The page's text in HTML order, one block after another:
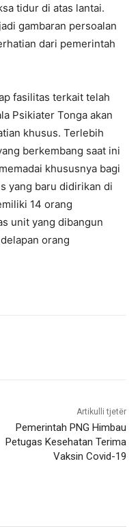
tidur di atas lantai.
gambaran persoalan
dari pemerintah
fasilitas terkait telah
Psikiater Tonga akan
khusus. Terlebih
berkembang saat ini
khususnya bagi
yang baru didirikan di
14 orang
unit yang dibangun
orang
Artikulli tjetër
Pemerintah PNG Himbau
Petugas Kesehatan Terima
Vaksin Covid-19